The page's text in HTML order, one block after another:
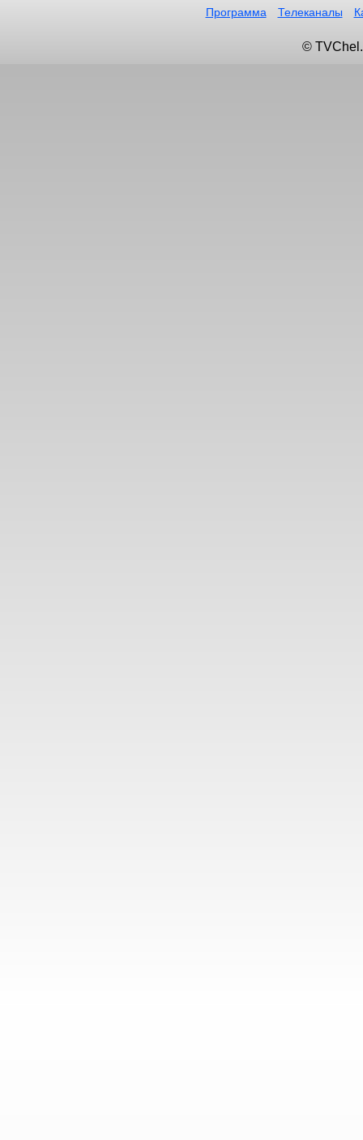
Программа Телеканалы
©